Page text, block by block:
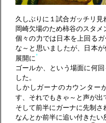
久しぶりに１試合ガッチリ見
岡崎欠場のため柿谷のスタメ
個々の力では日本を上回る
な～と思いましたが、日本
展開に
ゴールか、という場面に何
した。
しかしガーナのカウンター
す、それでもきゃ～と声が出
そして前半にガーナに先制
なんとか前半に追い付きたい